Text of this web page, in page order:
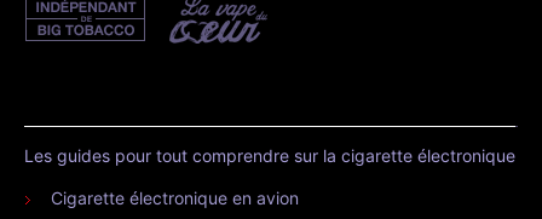
Les guides pour tout comprendre sur la cigarette électronique
Cigarette électronique en avion